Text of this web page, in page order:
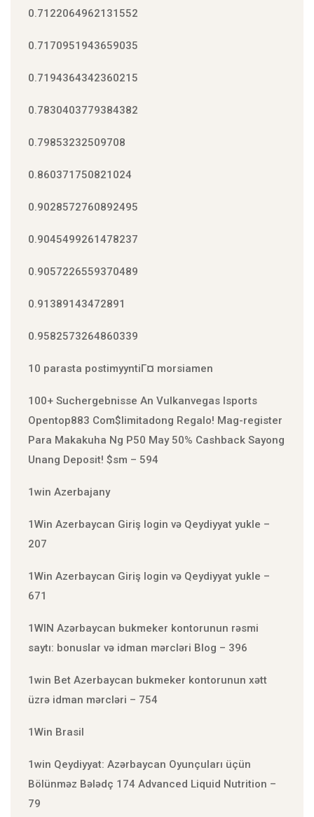
0.7122064962131552
0.7170951943659035
0.7194364342360215
0.7830403779384382
0.79853232509708
0.860371750821024
0.9028572760892495
0.9045499261478237
0.9057226559370489
0.91389143472891
0.9582573264860339
10 parasta postimyyntiГ¤ morsiamen
100+ Suchergebnisse An Vulkanvegas Isports
Open️top883 Com$limitadong Regalo! Mag-register
Para Makakuha Ng P50 May 50% Cashback Sayong
Unang Deposit! $sm – 594
1win Azerbajany
1Win Azerbaycan Giriş login və Qeydiyyat yukle –
207
1Win Azerbaycan Giriş login və Qeydiyyat yukle –
671
1WIN Azərbaycan bukmeker kontorunun rəsmi
saytı: bonuslar və idman mərcləri Blog – 396
1win Bet Azerbaycan bukmeker kontorunun xətt
üzrə idman mərcləri – 754
1Win Brasil
1win Qeydiyyat: Azərbaycan Oyunçuları üçün
Bölünməz Bələdç 174 Advanced Liquid Nutrition –
79